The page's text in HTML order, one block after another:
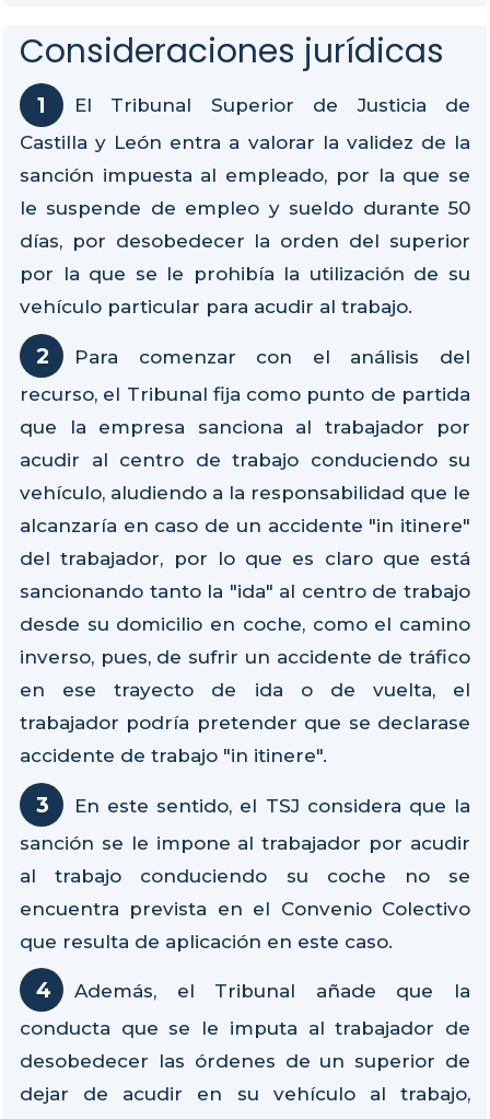
Consideraciones jurídicas
El Tribunal Superior de Justicia de
Castilla y León entra a valorar la validez de la
sanción impuesta al empleado, por la que se
le suspende de empleo y sueldo durante 50
días, por desobedecer la orden del superior
por la que se le prohibía la utilización de su
vehículo particular para acudir al trabajo.
Para comenzar con el análisis del
recurso, el Tribunal fija como punto de partida
que la empresa sanciona al trabajador por
acudir al centro de trabajo conduciendo su
vehículo, aludiendo a la responsabilidad que le
alcanzaría en caso de un accidente "in itinere"
del trabajador, por lo que es claro que está
sancionando tanto la "ida" al centro de trabajo
desde su domicilio en coche, como el camino
inverso, pues, de sufrir un accidente de tráfico
en ese trayecto de ida o de vuelta, el
trabajador podría pretender que se declarase
accidente de trabajo "in itinere".
En este sentido, el TSJ considera que la
sanción se le impone al trabajador por acudir
al trabajo conduciendo su coche no se
encuentra prevista en el Convenio Colectivo
que resulta de aplicación en este caso.
Además, el Tribunal añade que la
conducta que se le imputa al trabajador de
desobedecer las órdenes de un superior de
dejar de acudir en su vehículo al trabajo,